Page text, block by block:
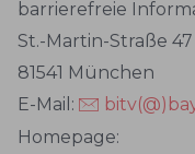
barrierefreie
St.-Martin-Straße 47
81541 München
E-Mail:
Homepage: